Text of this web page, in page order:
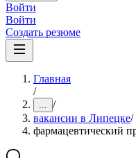
Войти
Войти
Создать резюме
Главная
/
... /
вакансии в Липецке/
фармацевтический